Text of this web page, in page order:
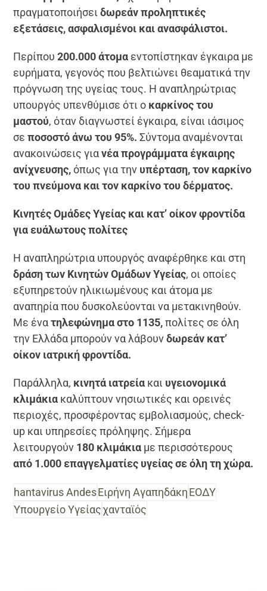
πραγματοποιήσειδωρεάν προληπτικές
εξετάσεις, ασφαλισμένοι και ανασφάλιστοι.
Περίπου 200.000 άτομα εντοπίστηκαν έγκαιρα με
ευρήματα, γεγονός που βελτιώνει θεαματικά την
πρόγνωση της υγείας τους. Η αναπληρώτριας
υπουργός υπενθύμισε ότι ο καρκίνος του
μαστού, όταν διαγνωστεί έγκαιρα, είναι ιάσιμος
σε ποσοστό άνω του 95%.Σύντομα αναμένονται
ανακοινώσεις γιανέα προγράμματα έγκαιρης
ανίχνευσης,όπως για την υπέρταση, τον καρκίνο
του πνεύμονα και τον καρκίνο του δέρματος.
Κινητές Ομάδες Υγείας και κατ’ οίκον φροντίδα
για ευάλωτους πολίτες
Η αναπληρώτρια υπουργός αναφέρθηκε και στη
δράση των Κινητών Ομάδων Υγείας, οι οποίες
εξυπηρετούν ηλικιωμένους και άτομα με
αναπηρία που δυσκολεύονται να μετακινηθούν.
Με ένατηλεφώνημα στο 1135,πολίτες σε όλη
την Ελλάδα μπορούν να λάβουνδωρεάν κατ’
οίκον ιατρική φροντίδα.
Παράλληλα, κινητά ιατρεία και υγειονομικά
κλιμάκια καλύπτουν νησιωτικές και ορεινές
περιοχές, προσφέροντας εμβολιασμούς, check-
up και υπηρεσίες πρόληψης. Σήμερα
λειτουργούν 180 κλιμάκια με περισσότερους
από 1.000 επαγγελματίες υγείας σε όλη τη χώρα.
hantavirus AndesΕιρήνη ΑγαπηδάκηΕΟΔΥ
Υπουργείο Υγείαςχανταϊός